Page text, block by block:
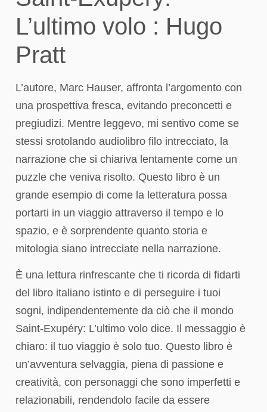
L’ultimo volo : Hugo
Pratt
L’autore, Marc Hauser, affronta l’argomento con
una prospettiva fresca, evitando preconcetti e
pregiudizi. Mentre leggevo, mi sentivo come se
stessi srotolando audiolibro filo intrecciato, la
narrazione che si chiariva lentamente come un
puzzle che veniva risolto. Questo libro è un
grande esempio di come la letteratura possa
portarti in un viaggio attraverso il tempo e lo
spazio, e è sorprendente quanto storia e
mitologia siano intrecciate nella narrazione.
È una lettura rinfrescante che ti ricorda di fidarti
del libro italiano istinto e di perseguire i tuoi
sogni, indipendentemente da ciò che il mondo
Saint-Exupéry: L’ultimo volo dice. Il messaggio è
chiaro: il tuo viaggio è solo tuo. Questo libro è
un’avventura selvaggia, piena di passione e
creatività, con personaggi che sono imperfetti e
relazionabili, rendendolo facile da essere